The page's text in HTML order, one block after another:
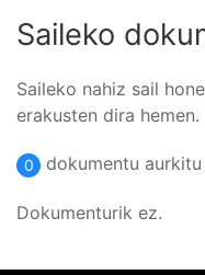
Saileko
Saileko nahiz sail
erakusten dira hemen.
0 dokumentu
Dokumenturik ez.